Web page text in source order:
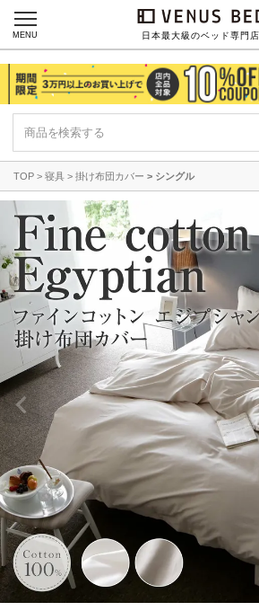
日本最大級のベッド専門店
MENU
TOP 寝具 掛け布団カバー シングル